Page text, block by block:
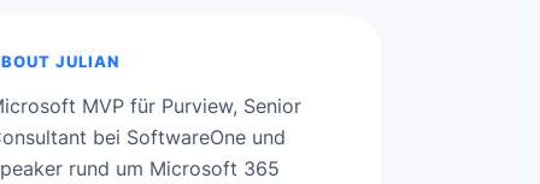
JULIAN
MVP für Purview, Senior
bei SoftwareOne und
rund um Microsoft 365